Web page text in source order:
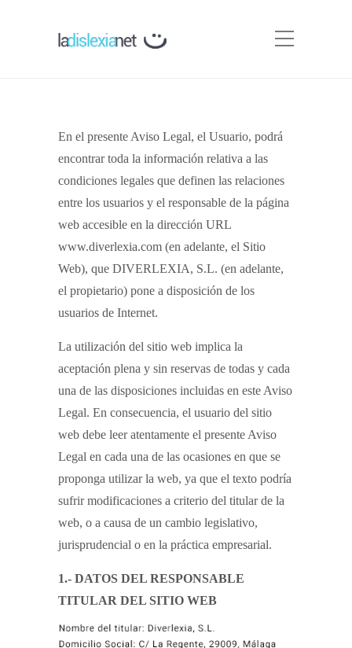
En el presente Aviso Legal, el Usuario, podrá
encontrar toda la información relativa a las
condiciones legales que definen las relaciones
entre los usuarios y el responsable de la página
web accesible en la dirección URL
www.diverlexia.com (en adelante, el Sitio
Web), que DIVERLEXIA, S.L. (en adelante,
el propietario) pone a disposición de los
usuarios de Internet.
La utilización del sitio web implica la
aceptación plena y sin reservas de todas y cada
una de las disposiciones incluidas en este Aviso
Legal. En consecuencia, el usuario del sitio
web debe leer atentamente el presente Aviso
Legal en cada una de las ocasiones en que se
proponga utilizar la web, ya que el texto podría
sufrir modificaciones a criterio del titular de la
web, o a causa de un cambio legislativo,
jurisprudencial o en la práctica empresarial.
1.- DATOS DEL RESPONSABLE
TITULAR DEL SITIO WEB